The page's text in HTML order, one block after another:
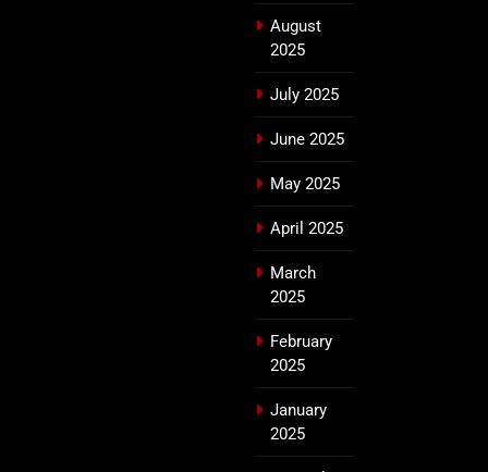
August
2025
July 2025
June 2025
May 2025
April 2025
March
2025
February
2025
January
2025